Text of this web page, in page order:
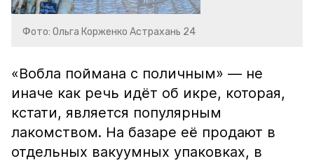
Фото: Ольга Корженко Астрахань 24
«Вобла поймана с поличным» — не
иначе как речь идёт об икре, которая,
кстати, является популярным
лакомством. На базаре её продают в
отдельных вакуумных упаковках, в